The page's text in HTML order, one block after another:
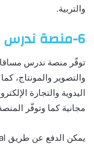
والتربية.
6-منصة ندرس
توفّر منصة ندرس
والتصوير والمونتاج،
اليدوية والتجارة
مجانية كما وتوفّر
يمكن الدفع عن طريق pay pal ويسترن يونيون والحسابات البنكية